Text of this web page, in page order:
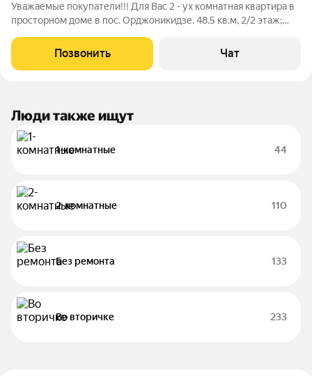
Уважаемые покупатели!!! Для Вас 2 - ух комнатная квартира в
просторном доме в пос. Орджоникидзе. 48.5 кв.м, 2/2 этаж;
рублей Документы готовы к сделке! Подходит к покупке под
сертификат
Позвонить Чат
Люди также ищут
1-комнатные 44
2-комнатные 110
Без ремонта 133
Во вторичке 233